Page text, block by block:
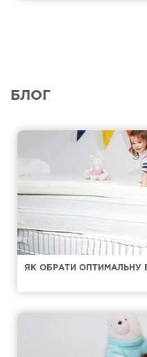
БЛОГ
ЯК ОБРАТИ ОПТИМАЛЬНУ